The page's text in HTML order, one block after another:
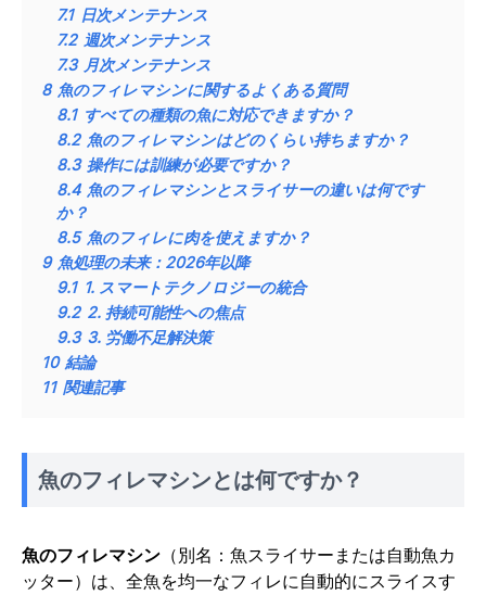
7.1 日次メンテナンス
7.2 週次メンテナンス
7.3 月次メンテナンス
8 魚のフィレマシンに関するよくある質問
8.1 すべての種類の魚に対応できますか？
8.2 魚のフィレマシンはどのくらい持ちますか？
8.3 操作には訓練が必要ですか？
8.4 魚のフィレマシンとスライサーの違いは何です
か？
8.5 魚のフィレに肉を使えますか？
9 魚処理の未来：2026年以降
9.1 1. スマートテクノロジーの統合
9.2 2. 持続可能性への焦点
9.3 3. 労働不足解決策
10 結論
11 関連記事
魚のフィレマシンとは何ですか？
魚のフィレマシン （別名：魚スライサーまたは自動魚カ
ッター）は、全魚を均一なフィレに自動的にスライスす